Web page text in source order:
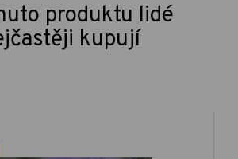
produktu lidé
kupují